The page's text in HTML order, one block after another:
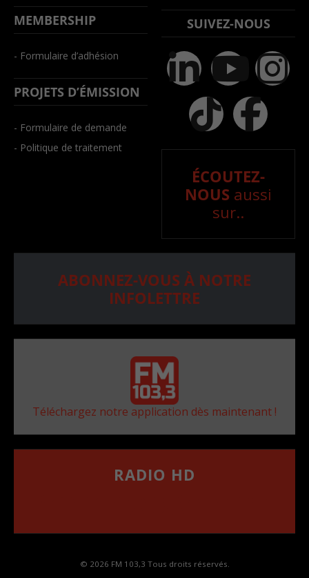
MEMBERSHIP
- Formulaire d’adhésion
PROJETS D’ÉMISSION
- Formulaire de demande
- Politique de traitement
SUIVEZ-NOUS
ÉCOUTEZ-
NOUS aussi
sur..
ABONNEZ-VOUS À NOTRE
INFOLETTRE
Téléchargez notre application dès maintenant !
RADIO HD
© 2026 FM 103,3 Tous droits réservés.